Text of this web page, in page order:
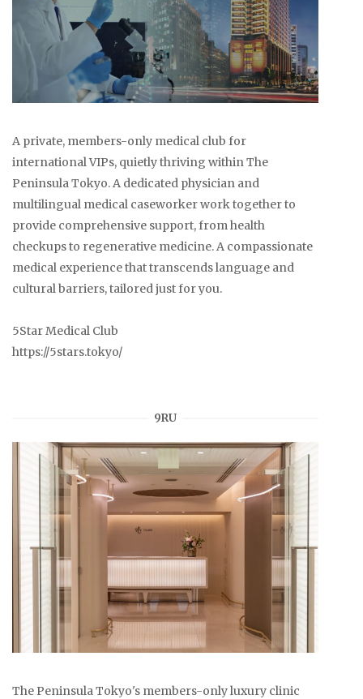
A private, members-only medical club for
international VIPs, quietly thriving within The
Peninsula Tokyo. A dedicated physician and
multilingual medical caseworker work together to
provide comprehensive support, from health
checkups to regenerative medicine. A compassionate
medical experience that transcends language and
cultural barriers, tailored just for you.
5Star Medical Club
https://5stars.tokyo/
9RU
The Peninsula Tokyo's members-only luxury clinic